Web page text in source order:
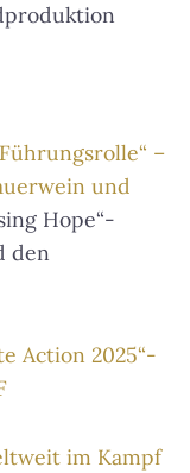
–
und
Hope“-
den
Action 2025“-
im Kampf